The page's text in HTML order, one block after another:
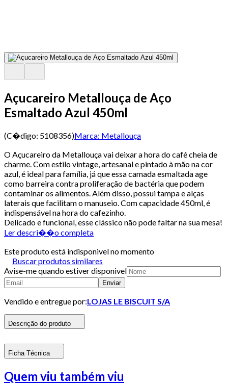
Açucareiro Metallouça de Aço
Esmaltado Azul 450ml
(C�digo: 5108356)Marca: Metallouça
O Açucareiro da Metallouça vai deixar a hora do café cheia de
charme. Com estilo vintage, artesanal e pintado à mão na cor
azul, é ideal para família, já que essa camada esmaltada age
como barreira contra proliferação de bactéria que podem
contaminar os alimentos. Além disso, possui tampa e alças
laterais que facilitam o manuseio. Com capacidade 450ml, é
indispensável na hora do cafezinho.
Delicado e funcional, esse clássico não pode faltar na sua mesa!
Ler descri��o completa
Este produto está indisponivel no momento
Buscar produtos similares
Avise-me quando estiver disponivel
Enviar
Vendido e entregue por:LOJAS LE BISCUIT S/A
Descrição do produto
Ficha Técnica
Quem viu também viu